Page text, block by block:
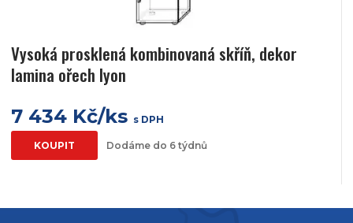
Vysoká prosklená kombinovaná skříň, dekor
lamina ořech lyon
7 434 Kč/ks s DPH
KOUPIT Dodáme do 6 týdnů